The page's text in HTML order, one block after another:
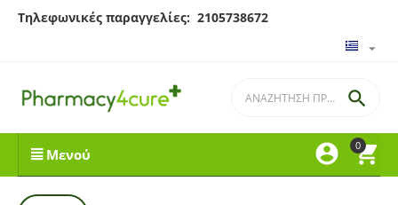
Τηλεφωνικές παραγγελίες: 2105738672
0



Μενού